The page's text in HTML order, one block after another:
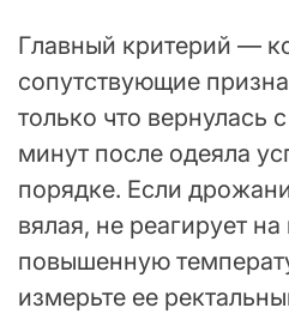
Главный критерий —
сопутствующие
только что вернулась
минут после одеяла
порядке. Если
вялая, не реагирует
повышенную
измерьте ее